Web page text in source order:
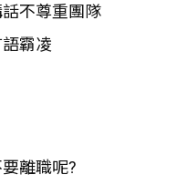
不尊重團隊
霸凌
離職呢?